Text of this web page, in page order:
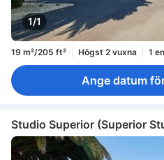
1/1
19 m²/205 ft² Högst 2 vuxna 1
Ange datum
Studio Superior (Superior